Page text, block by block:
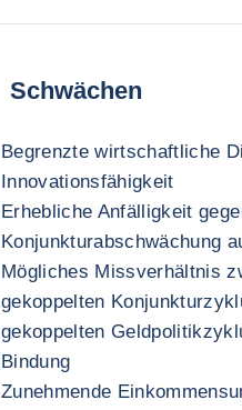
Schwächen
Begrenzte wirtschaftliche
Innovationsfähigkeit
Erhebliche Anfälligkeit
Konjunkturabschwächung
Mögliches Missverhältnis
gekoppelten
gekoppelten
Bindung
Zunehmende